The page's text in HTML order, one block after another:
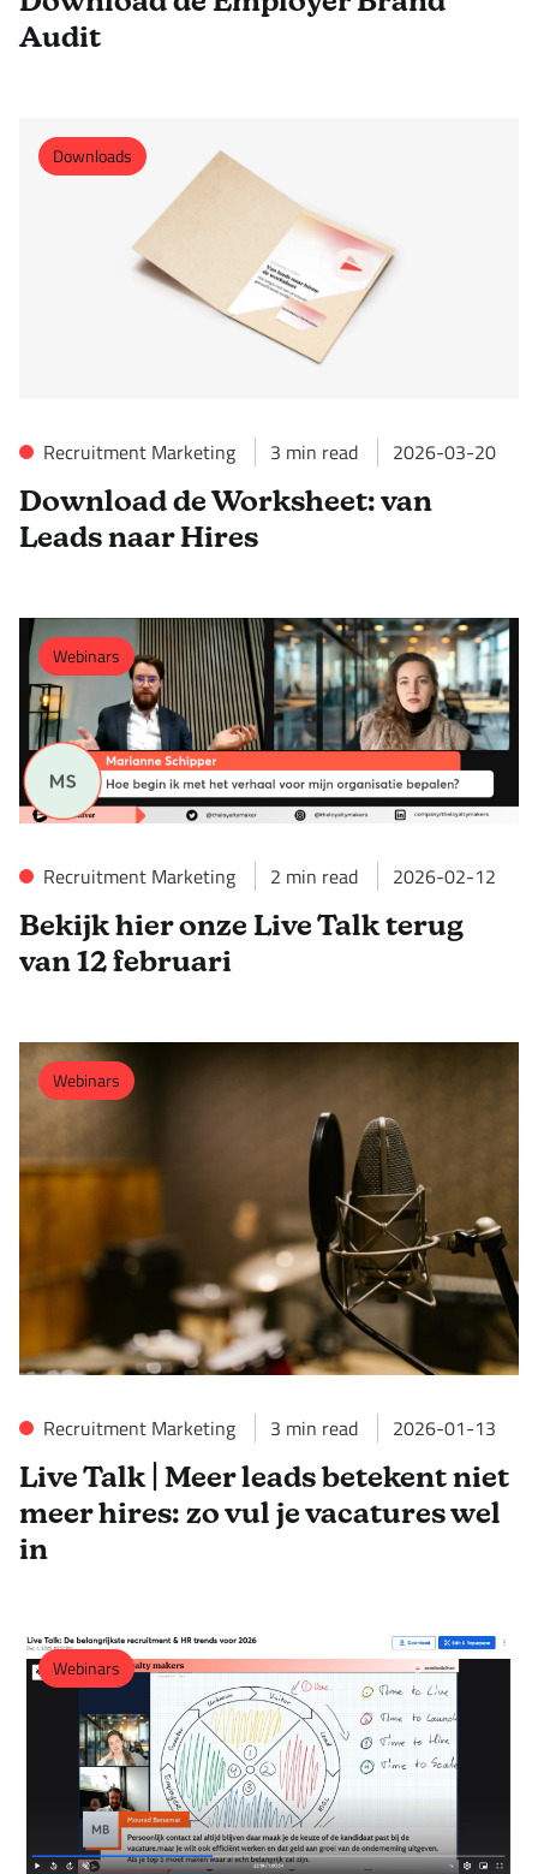
Audit
Downloads
Recruitment Marketing 3 min read 2026-03-20
Download de Worksheet: van
Leads naar Hires
Webinars
Recruitment Marketing 2 min read 2026-02-12
Bekijk hier onze Live Talk terug
van 12 februari
Webinars
Recruitment Marketing 3 min read 2026-01-13
Live Talk | Meer leads betekent niet
meer hires: zo vul je vacatures wel
in
Webinars